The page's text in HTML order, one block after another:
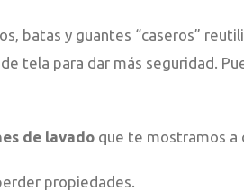
batas y guantes “caseros”
tela para dar más seguridad.
de lavado que te mostramos a
propiedades.